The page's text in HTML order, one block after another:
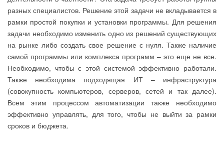
разных специалистов. Решение этой задачи не вкладывается в
рамки простой покупки и установки программы. Для решения
задачи необходимо изменить одно из решений существующих
на рынке либо создать свое решение с нуля. Также наличие
самой программы или комплекса программ – это еще не все.
Необходимо, чтобы с этой системой эффективно работали.
Также необходима подходящая ИТ – инфраструктура
(совокупность компьютеров, серверов, сетей и так далее).
Всем этим процессом автоматизации также необходимо
эффективно управлять, для того, чтобы не выйти за рамки
сроков и бюджета.